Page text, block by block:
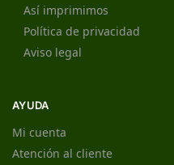
Así imprimimos
Política de privacidad
Aviso legal
AYUDA
Mi cuenta
Atención al cliente